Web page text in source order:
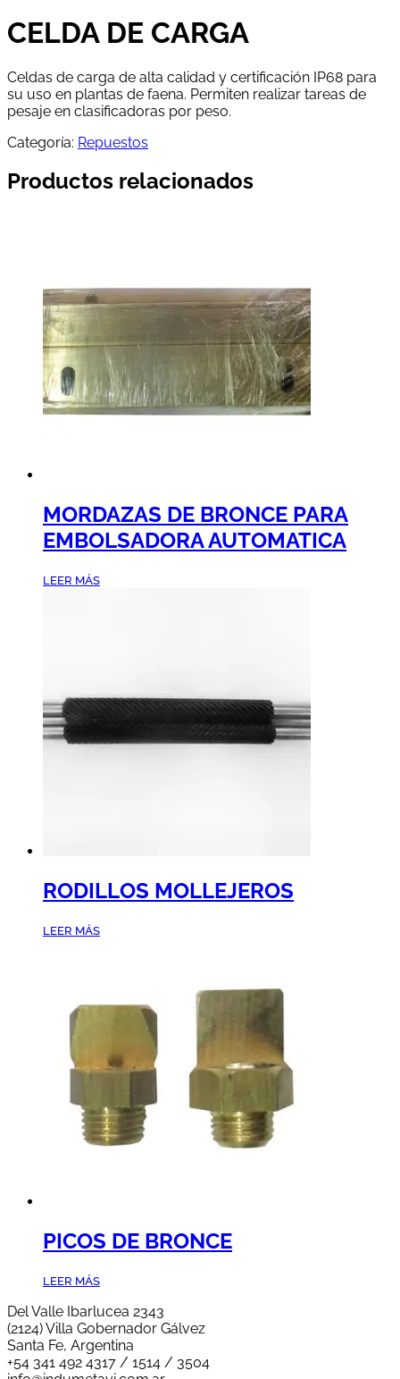
CELDA DE CARGA
Celdas de carga de alta calidad y certificación IP68 para
su uso en plantas de faena. Permiten realizar tareas de
pesaje en clasificadoras por peso.
Categoría: Repuestos
Productos relacionados
MORDAZAS DE BRONCE PARA
EMBOLSADORA AUTOMATICA
LEER MÁS
RODILLOS MOLLEJEROS
LEER MÁS
PICOS DE BRONCE
LEER MÁS
Del Valle Ibarlucea 2343
(2124) Villa Gobernador Gálvez
Santa Fe, Argentina
+54 341 492 4317 / 1514 / 3504